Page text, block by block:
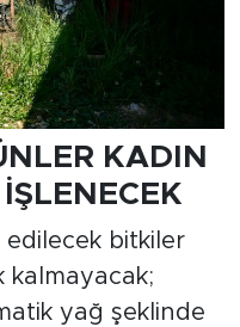
KADIN
edilecek bitkiler
kalmayacak;
yağ şeklinde